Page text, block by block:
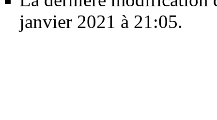
janvier 2021 à 21:05.